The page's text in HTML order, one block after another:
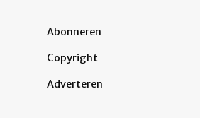
Abonneren
Copyright
Adverteren